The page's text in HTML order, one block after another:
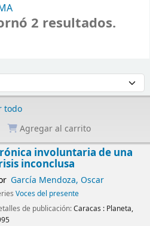
2 resultados.
todo
Agregar al carrito
involuntaria de una
inconclusa
García Mendoza, Oscar
Voces del presente
de publicación:Caracas : Planeta,